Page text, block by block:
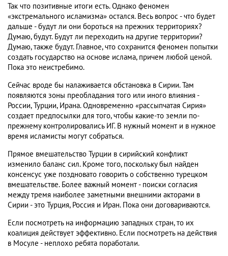
Так что позитивные итоги есть. Однако феномен
«экстремального исламизма» остался. Весь вопрос - что будет
дальше - будут ли они бороться на прежних территориях?
Думаю, будут. Будут ли переходить на другие территории?
Думаю, также будут. Главное, что сохранится феномен попытки
создать государство на основе ислама, причем любой ценой.
Пока это неистребимо.
Сейчас вроде бы налаживается обстановка в Сирии. Там
появляются зоны преобладания того или иного влияния -
России, Турции, Ирана. Одновременно «рассыпчатая Сирия»
создает предпосылки для того, чтобы какие-то земли по-
прежнему контролировались ИГ. В нужный момент и в нужное
время исламисты могут собраться.
Прямое вмешательство Турции в сирийский конфликт
изменило баланс сил. Кроме того, поскольку был найден
консенсус уже поздновато говорить о собственно турецком
вмешательстве. Более важный момент - поиски согласия
между тремя наиболее заметными внешними акторами в
Сирии - это Турция, Россия и Иран. Пока они договариваются.
Если посмотреть на информацию западных стран, то их
коалиция действует эффективно. Если посмотреть на действия
в Мосуле - неплохо ребята поработали.